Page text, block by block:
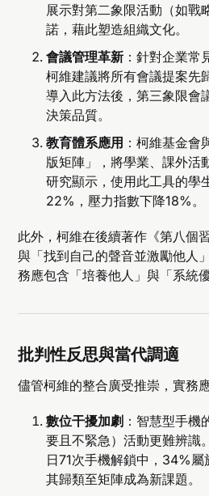
展示對第二象限活動（如戰
諾，藉此塑造組織文化。
會議管理革新 ：針對企業常
柯維建議將所有會議提案先
導入此方法後，第三象限會
決策品質。
教育體系應用 ：柯維基金會
版矩陣」，將學業、課外活
研究顯示，使用此工具的學
22%，壓力指數下降18%。
此外，柯維在後續著作《第八個
與「找到自己的聲音並激勵他人
務應包含「培養他人」與「系統
批判性反思與當代調適
儘管柯維的整合廣受推崇，實務
數位干擾加劇 ：智慧型手機
要且不緊急）活動更難辨識
日71次手機解鎖中，34%
其歸類至矩陣成為新課題。